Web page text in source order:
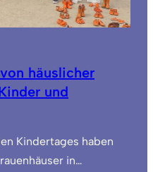
häuslicher
und
Kindertages haben
in…